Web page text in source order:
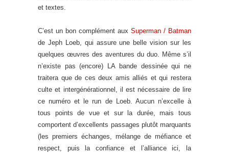
et textes.
C’est un bon complément aux Superman / Batman
de Jeph Loeb, qui assure une belle vision sur les
quelques œuvres des aventures du duo. Même s’il
n’existe pas (encore) LA bande dessinée qui ne
traitera que de ces deux amis alliés et qui restera
culte et intergénérationnel, il est nécessaire de lire
ce numéro et le run de Loeb. Aucun n’excelle à
tous points de vue et sur la durée, mais tous
comportent d’excellents passages plutôt marquants
(les premiers échanges, mélange de méfiance et
respect, puis la confiance et l’alliance ici, la